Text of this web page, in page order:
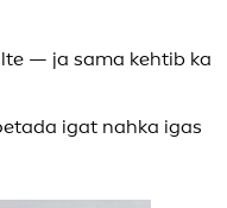
— ja sama kehtib ka
igat nahka igas